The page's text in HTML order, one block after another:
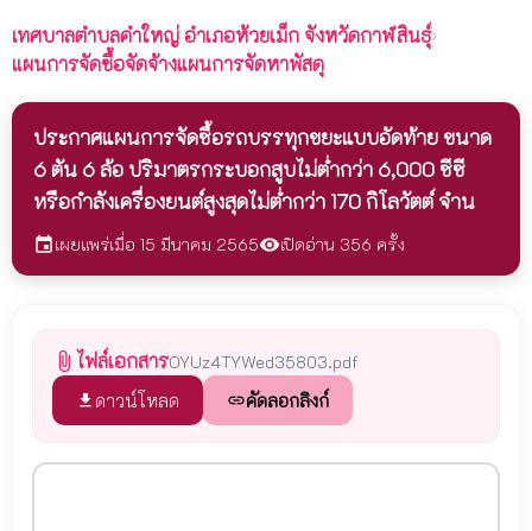
เทศบาลตำบลคำใหญ่ อำเภอห้วยเม็ก จังหวัดกาฬสินธุ์›
แผนการจัดซื้อจัดจ้างแผนการจัดหาพัสดุ
ประกาศแผนการจัดซื้อรถบรรทุกขยะแบบอัดท้าย ขนาด
6 ตัน 6 ล้อ ปริมาตรกระบอกสูบไม่ต่ำกว่า 6,000 ซีซี
หรือกำลังเครื่องยนต์สูงสุดไม่ต่ำกว่า 170 กิโลวัตต์ จำน
eventเผยแพร่เมื่อ 15 มีนาคม 2565visibilityเปิดอ่าน 356 ครั้ง
attach_file ไฟล์เอกสารOYUz4TYWed35803.pdf
file_download ดาวน์โหลด linkคัดลอกลิงก์